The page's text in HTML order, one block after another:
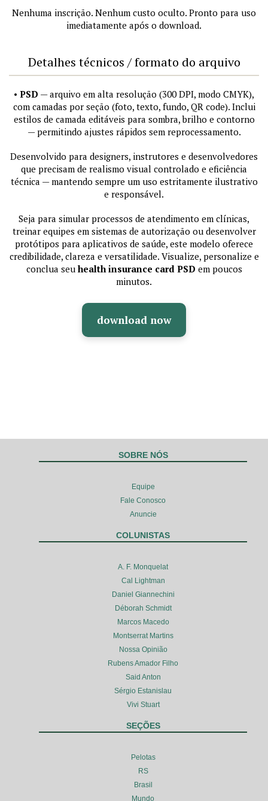
Nenhuma inscrição. Nenhum custo oculto. Pronto para uso
imediatamente após o download.
Detalhes técnicos / formato do arquivo
• PSD — arquivo em alta resolução (300 DPI, modo CMYK),
com camadas por seção (foto, texto, fundo, QR code). Inclui
estilos de camada editáveis para sombra, brilho e contorno
— permitindo ajustes rápidos sem reprocessamento.
Desenvolvido para designers, instrutores e desenvolvedores
que precisam de realismo visual controlado e eficiência
técnica — mantendo sempre um uso estritamente ilustrativo
e responsável.
Seja para simular processos de atendimento em clínicas,
treinar equipes em sistemas de autorização ou desenvolver
protótipos para aplicativos de saúde, este modelo oferece
credibilidade, clareza e versatilidade. Visualize, personalize e
conclua seu health insurance card PSD em poucos
minutos.
download now
SOBRE NÓS
Equipe
Fale Conosco
Anuncie
COLUNISTAS
A. F. Monquelat
Cal Lightman
Daniel Giannechini
Déborah Schmidt
Marcos Macedo
Montserrat Martins
Nossa Opinião
Rubens Amador Filho
Said Anton
Sérgio Estanislau
Vivi Stuart
SEÇÕES
Pelotas
RS
Brasil
Mundo